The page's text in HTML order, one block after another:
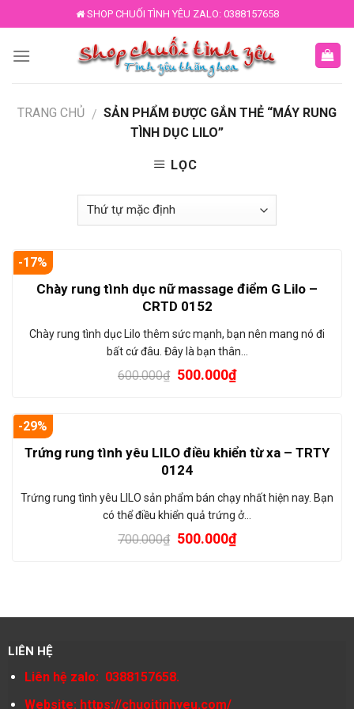
to
content
SHOP CHUỐI TÌNH YÊU ZALO: 0388157658
TRANG CHỦ / SẢN PHẨM ĐƯỢC GẮN THẺ “MÁY RUNG
TÌNH DỤC LILO”
LỌC
-17%
Chày rung tình dục nữ massage điểm G Lilo –
CRTD 0152
Chày rung tình dục Lilo thêm sức mạnh, bạn nên mang nó đi
bất cứ đâu. Đây là bạn thân…
600.000₫ 500.000₫
-29%
Trứng rung tình yêu LILO điều khiển từ xa – TRTY
0124
Trứng rung tình yêu LILO sản phẩm bán chạy nhất hiện nay. Bạn
có thể điều khiển quả trứng ở…
700.000₫ 500.000₫
LIÊN HỆ
Liên hệ zalo: 0388157658.
Website: https://chuoitinhyeu.com/